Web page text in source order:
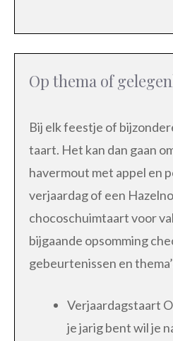
Op thema of
Bij elk feestje of
taart. Het kan dan gaan
havermout met appel en
verjaardag of een
chocoschuimtaart voor
bijgaande opsomming
gebeurtenissen en
Verjaardagstaart
je jarig bent wil je